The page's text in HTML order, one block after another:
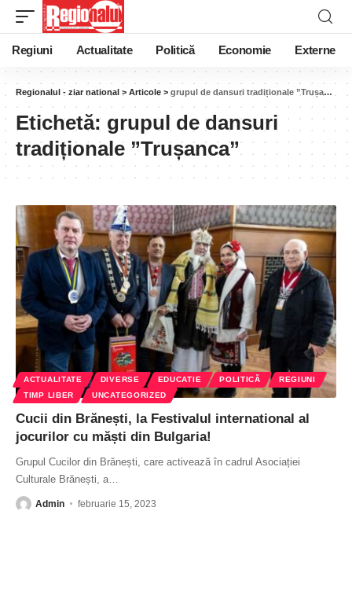
Regiuni Actualitate Politică Economie Externe
Regionalul - ziar national > Articole > grupul de dansuri tradiționale ”Trușanca”
Etichetă: grupul de dansuri
tradiționale ”Trușanca”
ACTUALITATE DIVERSE EDUCATIE POLITICĂ
REGIUNI
TIMP LIBER
UNCATEGORIZED
Cucii din Brănești, la Festivalul international al
jocurilor cu măști din Bulgaria!
Grupul Cucilor din Brănești, care activează în cadrul Asociației
Culturale Brănești, a
Admin februarie 15, 2023